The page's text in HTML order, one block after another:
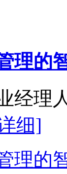
理的
经理
细]
理的